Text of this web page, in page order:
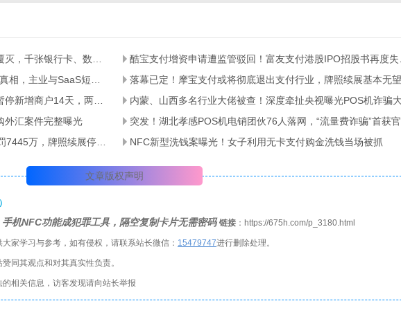
落幕已定！摩宝支付或将彻底退出支付行业，牌照续展基本无望
内蒙、山西多名行业大佬被查！深度牵扯央视曝光POS机诈骗
外汇案件完整曝光
NFC新型洗钱案曝光！女子利用无卡支付购金洗钱当场被抓
文章版权声明
）
机NFC功能成犯罪工具，隔空复制卡片无需密码 链接 ：https://675h.com/p_3180.html
家学习与参考，如有侵权，请联系站长微信： 15479747进行删除处理。
同其观点和对其真实性负责。
相关信息，访客发现请向站长举报